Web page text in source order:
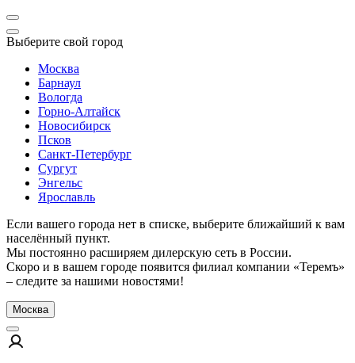
Выберите свой город
Москва
Барнаул
Вологда
Горно-Алтайск
Новосибирск
Псков
Санкт-Петербург
Сургут
Энгельс
Ярославль
Если вашего города нет в списке, выберите ближайший к вам
населённый пункт.
Мы постоянно расширяем дилерскую сеть в России.
Скоро и в вашем городе появится филиал компании «Теремъ»
– следите за нашими новостями!
Москва